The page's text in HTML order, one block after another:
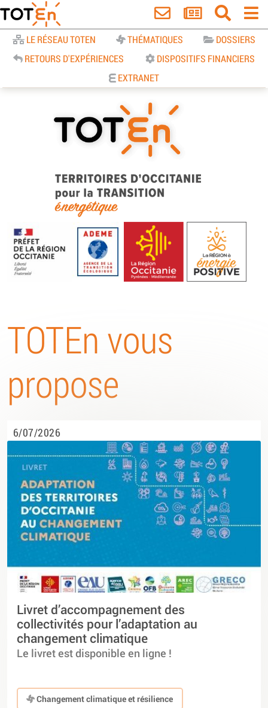
LE RÉSEAU TOTEN THÉMATIQUES
DOSSIERS
RETOURS D'EXPÉRIENCES
DISPOSITIFS FINANCIERS
EXTRANET
TOTEn Occitanie | Territoires
d’Occitanie pour la Transition
Energétique
TOTEn vous
propose
6/07/2026
Livret d’accompagnement des
collectivités pour l’adaptation au
changement climatique
Le livret est disponible en ligne !
Changement climatique et résilience